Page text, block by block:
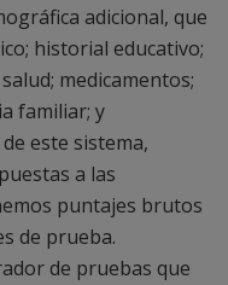
adicional, que
historial educativo;
medicamentos;
familiar; y
este sistema,
a las
puntajes brutos
de prueba.
de pruebas que